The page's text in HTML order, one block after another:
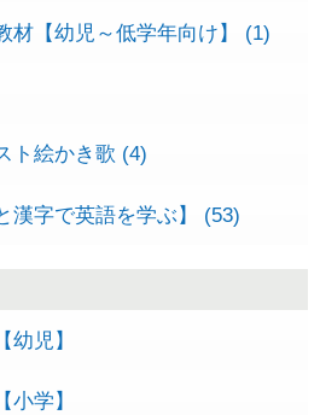
【幼児～低学年向け】 (1)
ト絵かき歌 (4)
漢字で英語を学ぶ】 (53)
幼児】
小学】